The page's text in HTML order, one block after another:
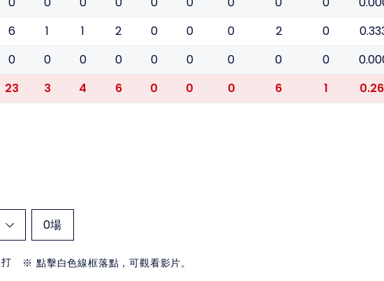
6 1 1 2 0 0 0 2 0
0 0 0 0 0 0 0 0 0
23 3 4 6 0 0 0 6 1
0場
※ 點擊白色線框落點，可觀看影片。